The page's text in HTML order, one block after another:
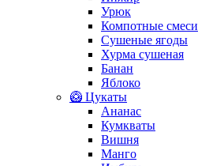
Урюк
Компотные смеси
Сушеные ягоды
Хурма сушеная
Банан
Яблоко
🥝 Цукаты
Ананас
Кумкваты
Вишня
Манго